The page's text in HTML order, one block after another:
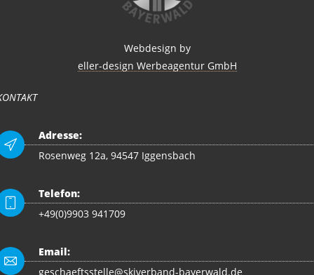
Webdesign by
eller-design Werbeagentur GmbH
Adresse:
Rosenweg 12a, 94547 Iggensbach
Telefon:
+49(0)9903 941709
Email:
geschaeftsstelle@skiverband-bayerwald.de